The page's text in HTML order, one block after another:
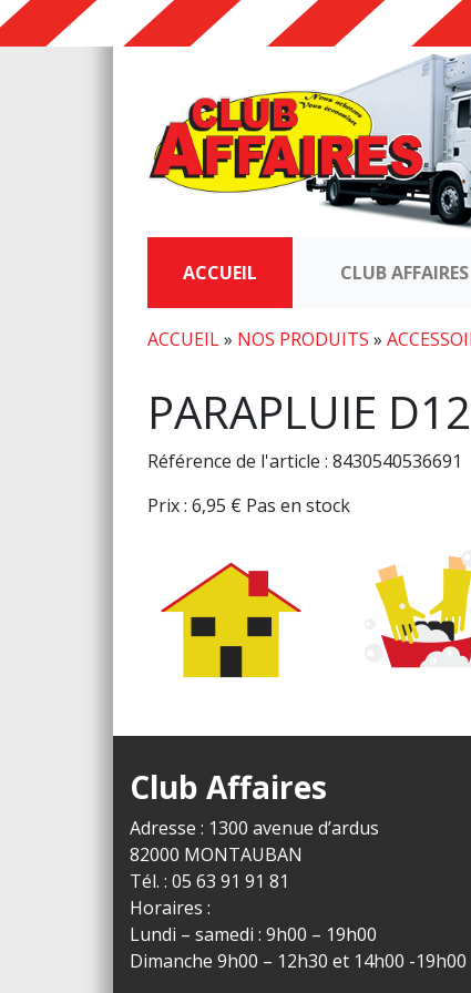
ACCUEIL CLUB AFFAIRES
ACCUEIL» NOS PRODUITS »
PARAPLUIE
Référence de l'article : 8430540536691
Prix : 6,95 € Pas en stock
Club Affaires
Adresse : 1300 avenue d’ardus
82000 MONTAUBAN
Tél. : 05 63 91 91 81
Horaires :
Lundi – samedi : 9h00 – 19h00
Dimanche 9h00 – 12h30 et 14h00 -19h00